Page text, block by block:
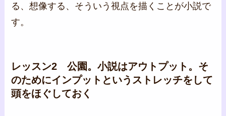
る、想像する、そういう視点を描くことが小説で
す。
レッスン2 公園。小説はアウトプット。そ
のためにインプットというストレッチをして
頭をほぐしておく